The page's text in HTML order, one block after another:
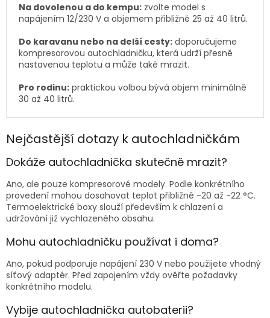
Na dovolenou a do kempu: zvolte model s
napájením 12/230 V a objemem přibližně 25 až 40 litrů.
Do karavanu nebo na delší cesty: doporučujeme
kompresorovou autochladničku, která udrží přesně
nastavenou teplotu a může také mrazit.
Pro rodinu: praktickou volbou bývá objem minimálně
30 až 40 litrů.
Nejčastější dotazy k autochladničkám
Dokáže autochladnička skutečně mrazit?
Ano, ale pouze kompresorové modely. Podle konkrétního
provedení mohou dosahovat teplot přibližně -20 až -22 °C.
Termoelektrické boxy slouží především k chlazení a
udržování již vychlazeného obsahu.
Mohu autochladničku používat i doma?
Ano, pokud podporuje napájení 230 V nebo použijete vhodný
síťový adaptér. Před zapojením vždy ověřte požadavky
konkrétního modelu.
Vybije autochladnička autobaterii?